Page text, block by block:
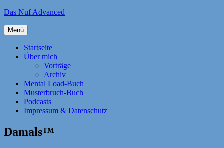
Zum
springen
Das Nuf Advanced
Menü
Startseite
Über mich
Vorträge
Archiv
Mental Load-Buch
Musterbruch-Buch
Podcasts
Impressum & Datenschutz
Damals™